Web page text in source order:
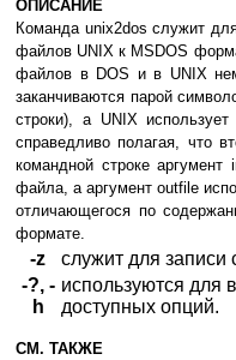
ОПИСАНИЕ
Команда unix2dos служит
файлов UNIX к MSDOS
файлов в DOS и в UNIX
заканчиваются парой
строки), а UNIX
справедливо полагая, что
командной строке
файла, а аргумент outfile
отличающегося по
формате.
-z
служит для
-?, -
h
используются для
доступных опций.
СМ. ТАКЖЕ